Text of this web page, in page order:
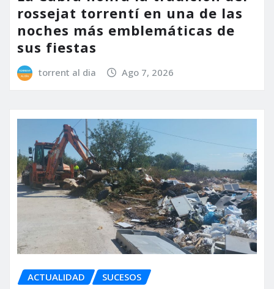
rossejat torrentí en una de las
noches más emblemáticas de
sus fiestas
torrent al dia Ago 7, 2026
ACTUALIDAD SUCESOS